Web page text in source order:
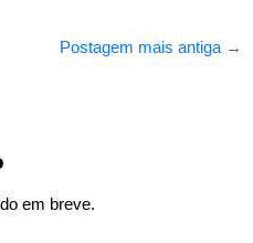
Postagem mais antiga →
em breve.